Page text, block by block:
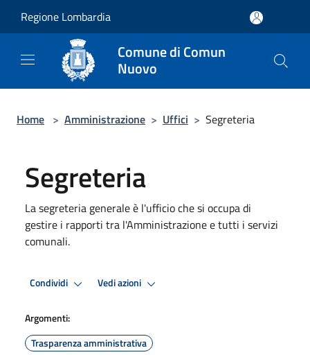
Regione Lombardia
Comune di Comun
Nuovo
Home > Amministrazione > Uffici > Segreteria
Segreteria
La segreteria generale è l'ufficio che si occupa di
gestire i rapporti tra l'Amministrazione e tutti i servizi
comunali.
Condividi Vedi azioni
Argomenti:
Trasparenza amministrativa